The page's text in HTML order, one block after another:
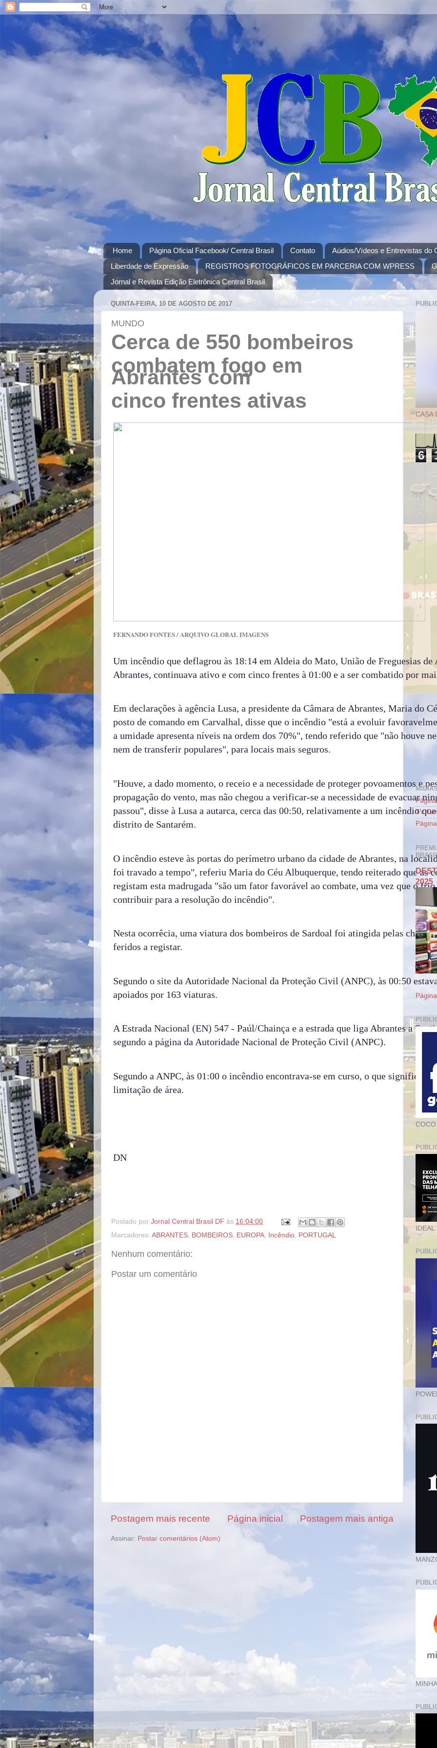
Home Página Oficial Facebook/ Central Brasil Contato Aúdios/Vídeos e Entrevistas do
Liberdade de Expressão
REGISTROS FOTOGRÁFICOS EM PARCERIA COM WPRESS
Jornal e Revista Edição Eletrônica Central Brasil
QUINTA-FEIRA, 10 DE AGOSTO DE 2017
MUNDO
Cerca de 550 bombeiros
combatem fogo em
Abrantes com
cinco frentes ativas
FERNANDO FONTES / ARQUIVO GLOBAL IMAGENS
Um incêndio que deflagrou às 18:14 em Aldeia do Mato, União de Freguesias
Abrantes, continuava ativo e com cinco frentes à 01:00 e a ser combatido por
Em declarações à agência Lusa, a presidente da Câmara de Abrantes, Maria do
posto de comando em Carvalhal, disse que o incêndio "está a evoluir
a umidade apresenta níveis na ordem dos 70%", tendo referido que "não houve
nem de transferir populares", para locais mais seguros.
"Houve, a dado momento, o receio e a necessidade de proteger povoamentos e
propagação do vento, mas não chegou a verificar-se a necessidade de evacuar
passou", disse à Lusa a autarca, cerca das 00:50, relativamente a um incêndio
distrito de Santarém.
O incêndio esteve às portas do perímetro urbano da cidade de Abrantes, na
foi travado a tempo", referiu Maria do Céu Albuquerque, tendo reiterado que as
registam esta madrugada "são um fator favorável ao combate, uma vez que o
contribuir para a resolução do incêndio".
Nesta ocorrêcia, uma viatura dos bombeiros de Sardoal foi atingida pelas chamas
feridos a registar.
Segundo o site da Autoridade Nacional da Proteção Civil (ANPC), às 00:50
apoiados por 163 viaturas.
A Estrada Nacional (EN) 547 - Paúl/Chainça e a estrada que liga Abrantes a
segundo a página da Autoridade Nacional de Proteção Civil (ANPC).
Segundo a ANPC, às 01:00 o incêndio encontrava-se em curso, o que significa
limitação de área.
DN
Postado por Jornal Central Brasil DF às 16:04:00
Marcadores: ABRANTES BOMBEIROS EUROPA Incêndio PORTUGAL
Nenhum comentário:
Postar um comentário
Postagem mais recente Postagem mais antiga
Página inicial
Assinar: Postar comentários (Atom)
CASA
6
TV
2025